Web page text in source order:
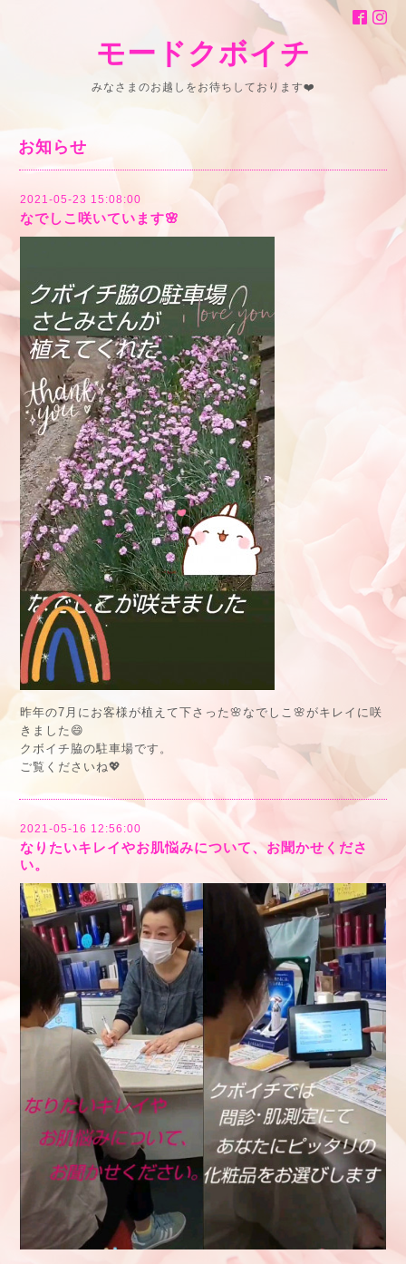
モードクボイチ
みなさまのお越しをお待ちしております❤️
お知らせ
2021-05-23 15:08:00
なでしこ咲いています🌸
昨年の7月にお客様が植えて下さった🌸なでしこ🌸がキレイに咲
きました😄
クボイチ脇の駐車場です。
ご覧くださいね💖
2021-05-16 12:56:00
なりたいキレイやお肌悩みについて、お聞かせくださ
い。